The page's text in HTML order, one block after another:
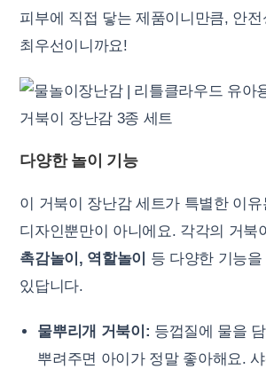
피부에 직접 닿는 제품이니만큼, 안전
최우선이니까요!
다양한 놀이 기능
이 거북이 장난감 세트가 특별한 이
디자인뿐만이 아니에요. 각각의 거북
촉감놀이, 역할놀이
등 다양한 기능을
있답니다.
물뿌리개 거북이: 등껍질에 물을
뿌려주면 아이가 정말 좋아해요.